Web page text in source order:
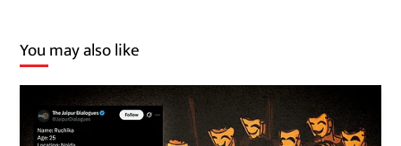
You may also like